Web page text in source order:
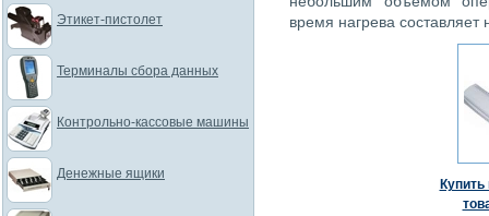
время нагрева составляет
Этикет-пистолет
Терминалы сбора данных
Контрольно-кассовые машины
Денежные ящики